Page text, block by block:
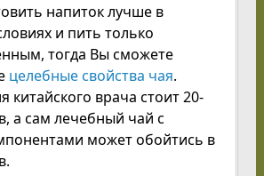
напиток лучше в
и пить только
тогда Вы сможете
целебные свойства чая.
китайского врача стоит 20-
а сам лечебный чай с
может обойтись в